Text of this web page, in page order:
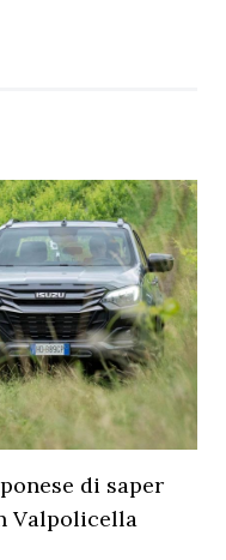
di saper
Valpolicella